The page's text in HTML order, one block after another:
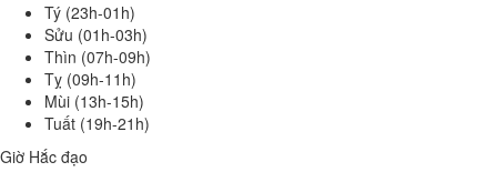
Tý (23h-01h)
Sửu (01h-03h)
Thìn (07h-09h)
Tỵ (09h-11h)
Mùi (13h-15h)
Tuất (19h-21h)
Giờ Hắc đạo